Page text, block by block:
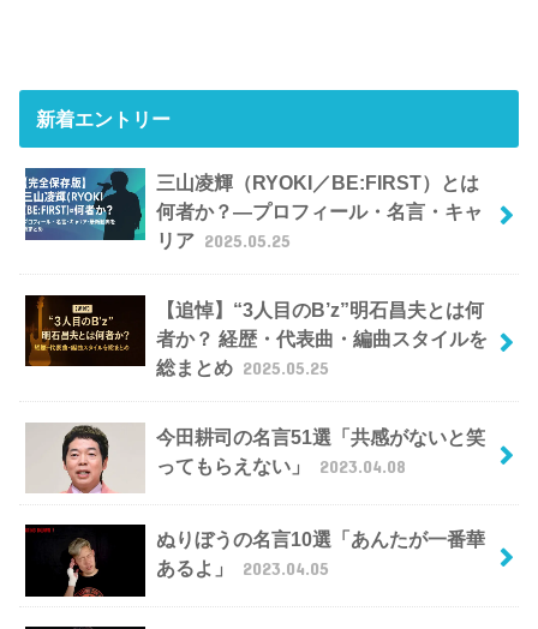
新着エントリー
三山凌輝（RYOKI／BE:FIRST）とは
何者か？―プロフィール・名言・キャ
リア 2025.05.25
【追悼】“3人目のB’z”明石昌夫とは何
者か？ 経歴・代表曲・編曲スタイルを
総まとめ 2025.05.25
今田耕司の名言51選「共感がないと笑
ってもらえない」
2023.04.08
ぬりぼうの名言10選「あんたが一番華
あるよ」
2023.04.05